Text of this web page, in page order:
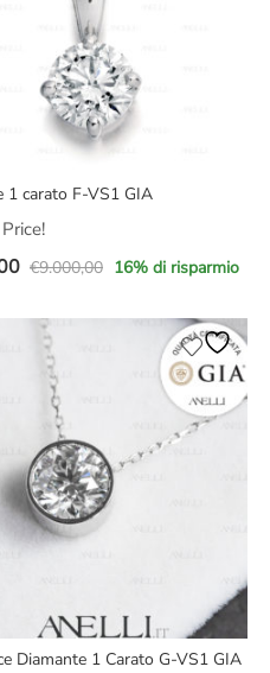
1 carato F-VS1 GIA
€9.000,00 16% di risparmio
Diamante 1 Carato G-VS1 GIA